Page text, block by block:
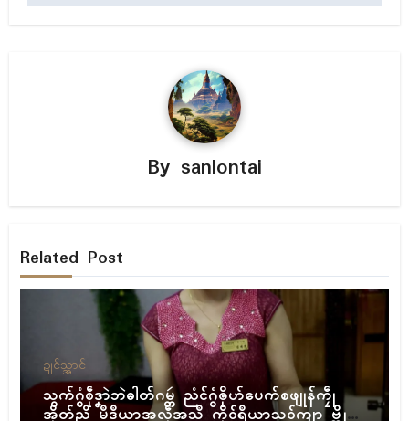
By sanlontai
Related Post
ဍုၚ်သ္အာၚ်
သွက်ဂွံစဵုဒၞာဲဘဲဓါတ်ဂမ္တဴ ညံၚ်ဂွံၜိုဟ်ပေက်စဖျုန်ကၠဵု
အိုတ်ညိ မဳဒဳယာအလဵုအသဳ ကိုဝ်ရဳယာသၟဝ်ကျာ ဗ္တို